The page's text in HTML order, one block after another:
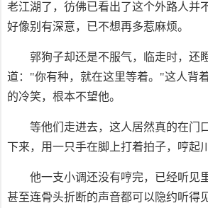
老江湖了，彷佛已看出了这个外路人并
好像别有深意，已不想再多惹麻烦。
郭狗子却还是不服气，临走时，还
道："你有种，就在这里等着。"这人背
的冷笑，根本不望他。
等他们走进去，这人居然真的在门
下来，用一只手在脚上打着拍子，哼起
他一支小调还没有哼完，已经听见
甚至连骨头折断的声音都可以隐约听得见